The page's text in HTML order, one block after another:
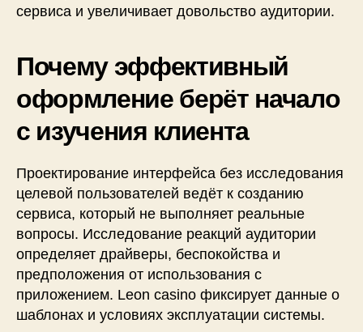
сервиса и увеличивает довольство аудитории.
Почему эффективный
оформление берёт начало
с изучения клиента
Проектирование интерфейса без исследования
целевой пользователей ведёт к созданию
сервиса, который не выполняет реальные
вопросы. Исследование реакций аудитории
определяет драйверы, беспокойства и
предположения от использования с
приложением. Leon casino фиксирует данные о
шаблонах и условиях эксплуатации системы.